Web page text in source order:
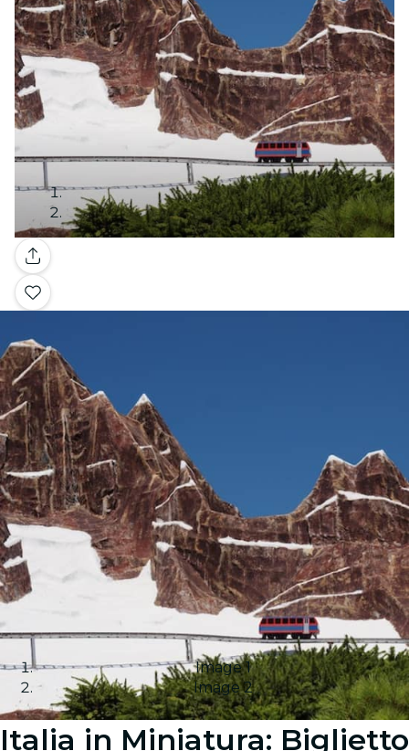
Galleria
Image 1
Image 2
Italia in Miniatura: Biglietto